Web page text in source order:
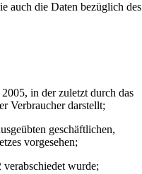
auch die Daten bezüglich des
in der zuletzt durch das
Verbraucher darstellt;
geschäftlichen,
vorgesehen;
wurde;